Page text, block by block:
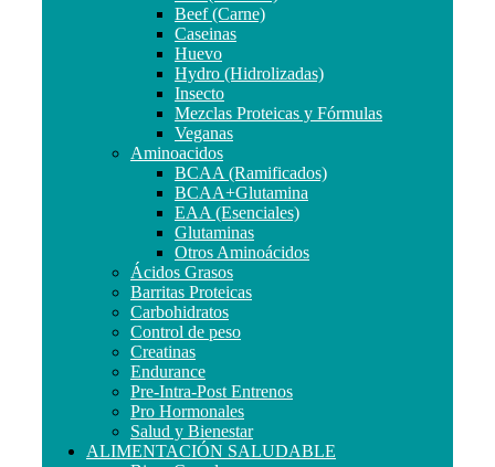
Beef (Carne)
Caseinas
Huevo
Hydro (Hidrolizadas)
Insecto
Mezclas Proteicas y Fórmulas
Veganas
Aminoacidos
BCAA (Ramificados)
BCAA+Glutamina
EAA (Esenciales)
Glutaminas
Otros Aminoácidos
Ácidos Grasos
Barritas Proteicas
Carbohidratos
Control de peso
Creatinas
Endurance
Pre-Intra-Post Entrenos
Pro Hormonales
Salud y Bienestar
ALIMENTACIÓN SALUDABLE